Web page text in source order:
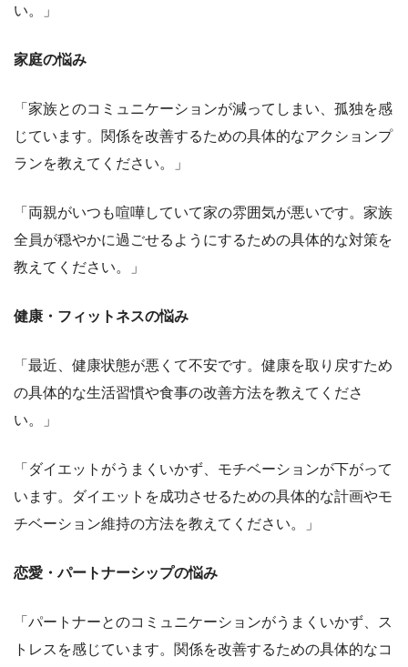
い。」
家庭の悩み
「家族とのコミュニケーションが減ってしまい、孤独を感
じています。関係を改善するための具体的なアクションプ
ランを教えてください。」
「両親がいつも喧嘩していて家の雰囲気が悪いです。家族
全員が穏やかに過ごせるようにするための具体的な対策を
教えてください。」
健康・フィットネスの悩み
「最近、健康状態が悪くて不安です。健康を取り戻すため
の具体的な生活習慣や食事の改善方法を教えてくださ
い。」
「ダイエットがうまくいかず、モチベーションが下がって
います。ダイエットを成功させるための具体的な計画やモ
チベーション維持の方法を教えてください。」
恋愛・パートナーシップの悩み
「パートナーとのコミュニケーションがうまくいかず、ス
トレスを感じています。関係を改善するための具体的なコ